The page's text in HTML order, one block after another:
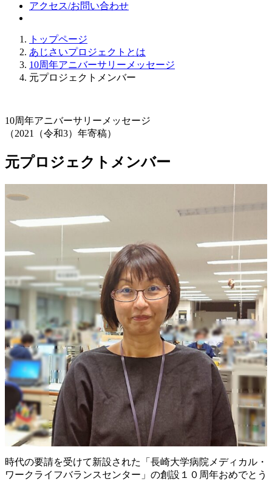
アクセス/お問い合わせ
トップページ
あじさいプロジェクトとは
10周年アニバーサリーメッセージ
元プロジェクトメンバー
10周年アニバーサリーメッセージ
（2021（令和3）年寄稿）
元プロジェクトメンバー
時代の要請を受けて新設された「長崎大学病院メディカル・
ワークライフバランスセンター」の創設１０周年おめでとう